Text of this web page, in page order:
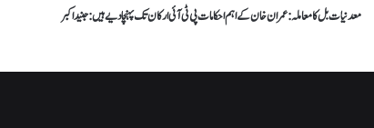
معدنیات بل کا معاملہ : عمران خان کے اہم احکامات پی ٹی آئی ارکان تک پہنچا دیے ہیں: جنید اکبر